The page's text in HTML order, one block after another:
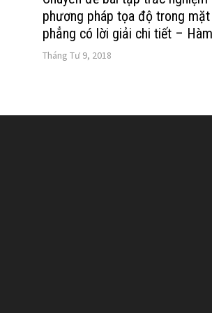
phương pháp tọa độ trong mặt
phẳng có lời giải chi tiết –
Tháng Tư 9, 2018